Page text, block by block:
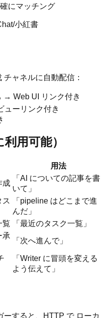
にマッチング
小紅書
ャネルに自動配信：
→ Web UI リンク付き
ーリンク付き
用可能）
用法
成
「AI についての記事を書
いて」
ス
「pipeline はどこまで進
んだ」
覧 「最近のタスク一覧」
承
「次へ進んで」
「Writer に冒頭を変える
よう伝えて」
すると、HTTP で ローカ